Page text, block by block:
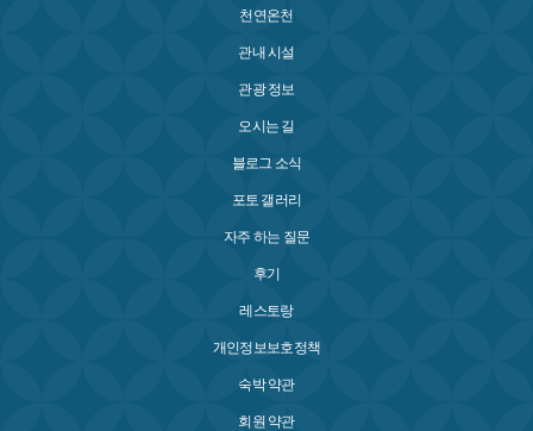
천연온천
관내 시설
관광 정보
오시는 길
블로그 소식
포토 갤러리
자주 하는 질문
후기
레스토랑
개인정보보호정책
숙박 약관
회원 약관